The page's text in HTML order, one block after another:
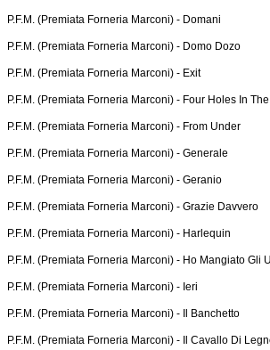
P.F.M. (Premiata Forneria Marconi) - Domani
P.F.M. (Premiata Forneria Marconi) - Domo Dozo
P.F.M. (Premiata Forneria Marconi) - Exit
P.F.M. (Premiata Forneria Marconi) - Four Holes In
P.F.M. (Premiata Forneria Marconi) - From Under
P.F.M. (Premiata Forneria Marconi) - Generale
P.F.M. (Premiata Forneria Marconi) - Geranio
P.F.M. (Premiata Forneria Marconi) - Grazie Davvero
P.F.M. (Premiata Forneria Marconi) - Harlequin
P.F.M. (Premiata Forneria Marconi) - Ho Mangiato Gli
P.F.M. (Premiata Forneria Marconi) - Ieri
P.F.M. (Premiata Forneria Marconi) - Il Banchetto
P.F.M. (Premiata Forneria Marconi) - Il Cavallo Di